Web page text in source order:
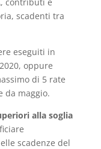
scadenti tra
eseguiti in
oppure
di 5 rate
da maggio.
alla soglia
scadenze del